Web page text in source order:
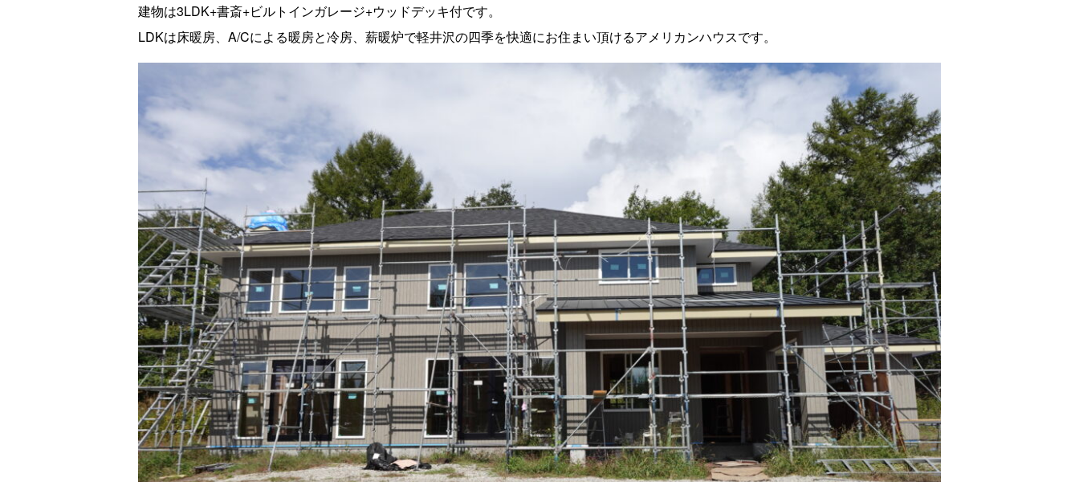
建物は3LDK+書斎+ビルトインガレージ+ウッドデッキ付です。
LDKは床暖房、A/Cによる暖房と冷房、薪暖炉で軽井沢の四季を快適にお住まい頂けるアメリカンハウスです。